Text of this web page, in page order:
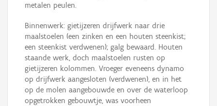
metalen peulen.
Binnenwerk: gietijzeren drijfwerk naar drie
maalstoelen (een zinken en een houten steenkist;
een steenkist verdwenen); galg bewaard. Houten
staande werk, doch maalstoelen rusten op
gietijzeren kolommen. Vroeger eveneens dynamo
op drijfwerk aangesloten (verdwenen), en in het
op de molen aangebouwde en over de waterloop
opgetrokken gebouwtje, was voorheen